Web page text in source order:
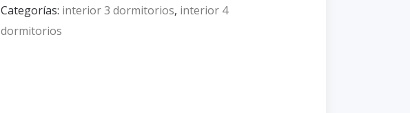
Categorías: interior 3 dormitorios, interior 4
dormitorios